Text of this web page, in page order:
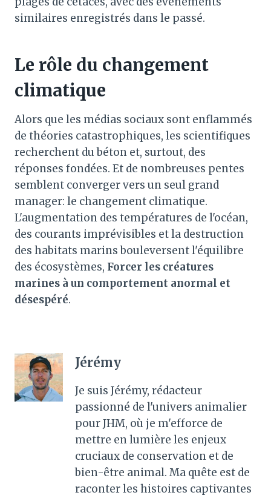
similaires enregistrés dans le passé.
Le rôle du changement
climatique
Alors que les médias sociaux sont enflammés
de théories catastrophiques, les scientifiques
recherchent du béton et, surtout, des
réponses fondées. Et de nombreuses pentes
semblent converger vers un seul grand
manager: le changement climatique.
L'augmentation des températures de l'océan,
des courants imprévisibles et la destruction
des habitats marins bouleversent l'équilibre
des écosystèmes, Forcer les créatures
marines à un comportement anormal et
désespéré.
Jérémy
Je suis Jérémy, rédacteur
passionné de l'univers animalier
pour JHM, où je m'efforce de
mettre en lumière les enjeux
cruciaux de conservation et de
bien-être animal. Ma quête est de
raconter les histoires captivantes